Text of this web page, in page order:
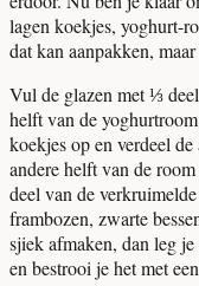
lagen koekjes, yoghurt-
dat kan aanpakken,
Vul de glazen met ⅓
helft van de
koekjes op en verdeel
andere helft van de
deel van de
frambozen, zwarte
sjiek afmaken, dan leg
en bestrooi je het met